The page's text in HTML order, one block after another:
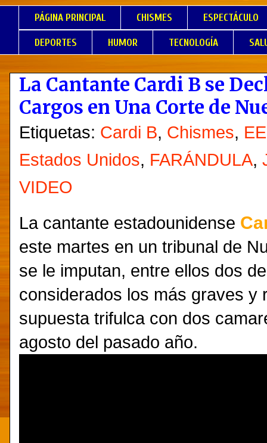
PÁGINA PRINCIPAL CHISMES ESPECTÁCULO
DEPORTES HUMOR TECNOLOGÍA
La Cantante Cardi B se
Cargos en Una Corte de
Etiquetas: Cardi B, Chismes,
Estados Unidos, FARÁNDULA,
VIDEO
La cantante estadounidense
este martes en un tribunal de
se le imputan, entre ellos dos
considerados los más graves y
supuesta trifulca con dos
agosto del pasado año.